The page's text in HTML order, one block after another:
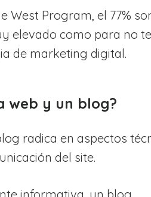
West Program, el 77%
elevado como para no
de marketing digital.
web y un blog?
radica en aspectos
del site.